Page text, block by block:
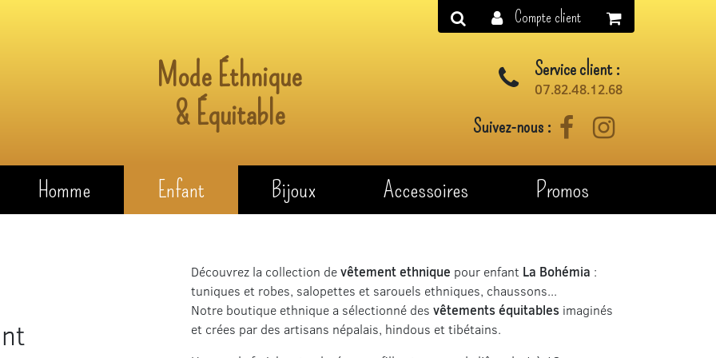
Mode Éthnique
& Équitable
Service client :
07.82.48.12.68
Suivez-nous : FacebookInstagram
Homme Enfant Bijoux Accessoires Promos
Découvrez la collection devêtement ethnique pour enfant La Bohémia :
tuniques et robes, salopettes et sarouels ethniques, chaussons...
Notre boutique ethnique a sélectionné des vêtements équitables imaginés
et crées par des artisans népalais, hindous et tibétains.
Compte client